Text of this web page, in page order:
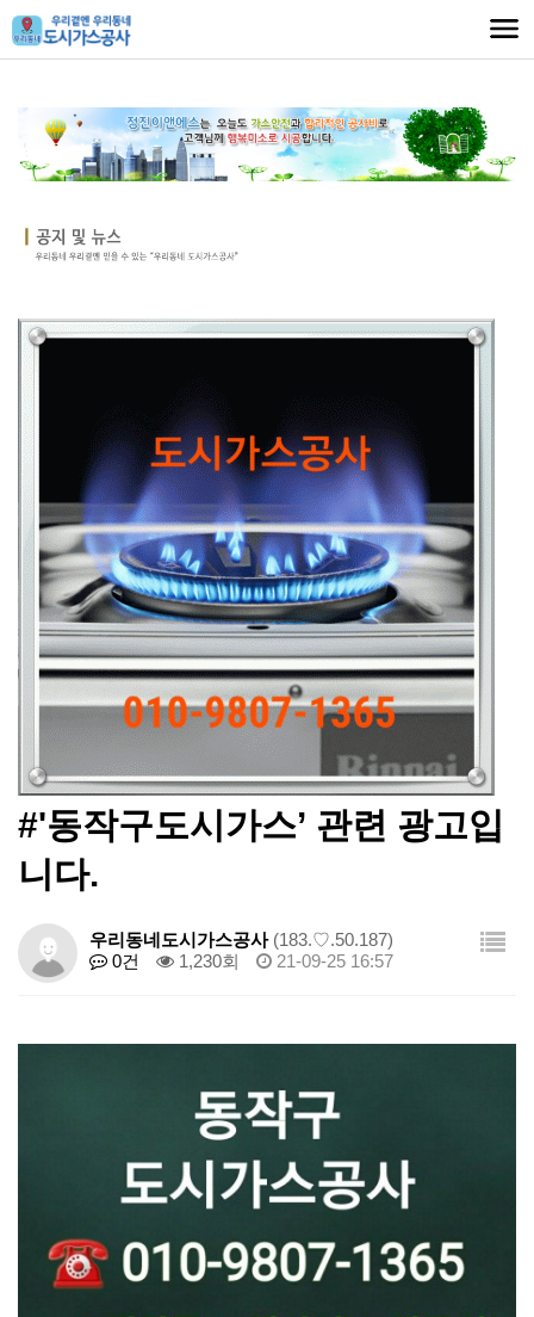
#'동작구도시가스’ 관련 광고입
니다.
우리동네도시가스공사(183.♡.50.187)
0건
1,230회 21-09-25 16:57